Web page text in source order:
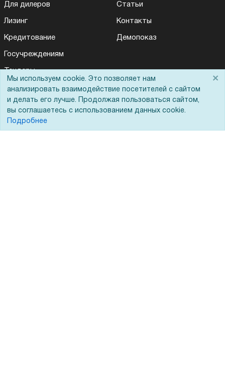
Для дилеров
Лизинг
Кредитование
Госучреждениям
Тендеры
Бренды
ЭДО
Статьи
Контакты
Демопоказ
Мы используем cookie. Это позволяет нам
анализировать взаимодействие посетителей с сайтом
и делать его лучше. Продолжая пользоваться сайтом,
вы соглашаетесь с использованием данных cookie.
Подробнее
×